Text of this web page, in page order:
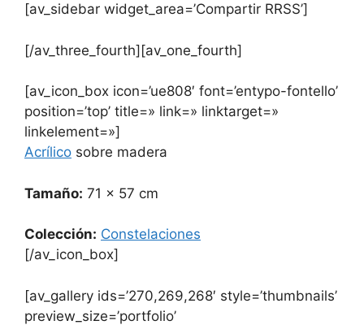
[av_sidebar widget_area=’Compartir RRSS’]
[/av_three_fourth][av_one_fourth]
[av_icon_box icon=’ue808′ font=’entypo-fontello’
position=’top’ title=» link=» linktarget=»
linkelement=»]
Acrílico sobre madera
Tamaño: 71 x 57 cm
Colección: Constelaciones
[/av_icon_box]
[av_gallery ids=’270,269,268′ style=’thumbnails’
preview_size=’portfolio’